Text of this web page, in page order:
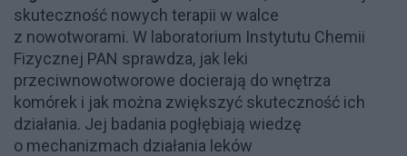
skuteczność nowych terapii w walce
z nowotworami. W laboratorium Instytutu Chemii
Fizycznej PAN sprawdza, jak leki
przeciwnowotworowe docierają do wnętrza
komórek i jak można zwiększyć skuteczność ich
działania. Jej badania pogłębiają wiedzę
o mechanizmach działania leków